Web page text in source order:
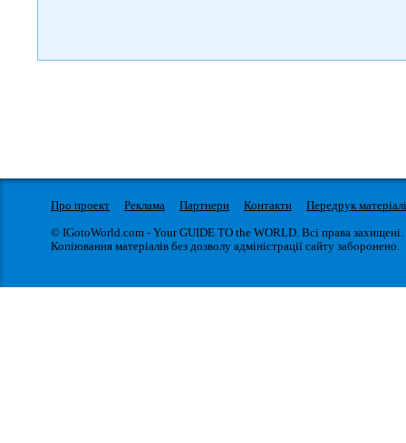
Про проект Реклама Партнери Контакти
Передрук
© IGotoWorld.com - Your GUIDE TO the WORLD. Всі права захищені.
Копіювання матеріалів без дозволу адміністрації сайту заборонено.